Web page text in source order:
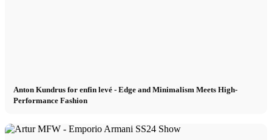
Anton Kundrus for enfin levé - Edge and Minimalism Meets High-
Performance Fashion